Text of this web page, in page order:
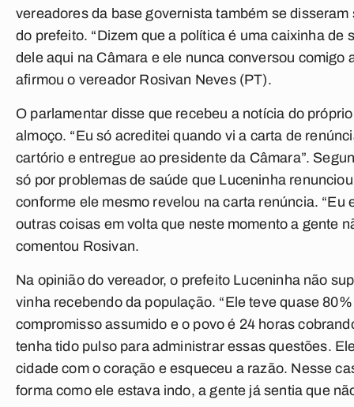
vereadores da base governista também se
do prefeito. “Dizem que a política é uma caixinha de
dele aqui na Câmara e ele nunca conversou comigo
afirmou o vereador Rosivan Neves (PT).
O parlamentar disse que recebeu a notícia do
almoço. “Eu só acreditei quando vi a carta de
cartório e entregue ao presidente da Câmara”.
só por problemas de saúde que Luceninha
conforme ele mesmo revelou na carta renúncia. “Eu
outras coisas em volta que neste momento a gente
comentou Rosivan.
Na opinião do vereador, o prefeito Luceninha não
vinha recebendo da população. “Ele teve quase
compromisso assumido e o povo é 24 horas
tenha tido pulso para administrar essas questões.
cidade com o coração e esqueceu a razão. Nesse
forma como ele estava indo, a gente já sentia que